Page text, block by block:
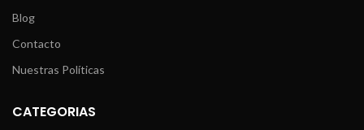
Blog
Contacto
Nuestras Políticas
CATEGORIAS